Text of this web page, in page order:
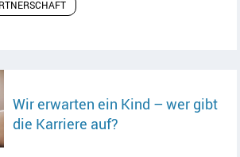
Wir erwarten ein Kind – wer gibt
die Karriere auf?Artikel lesen